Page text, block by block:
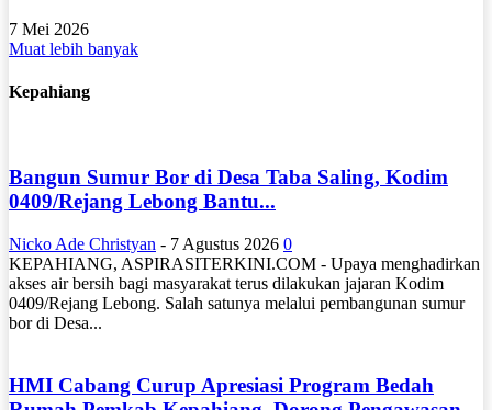
7 Mei 2026
Muat lebih banyak
Kepahiang
Bangun Sumur Bor di Desa Taba Saling, Kodim
0409/Rejang Lebong Bantu...
Nicko Ade Christyan - 7 Agustus 2026 0
KEPAHIANG, ASPIRASITERKINI.COM - Upaya menghadirkan
akses air bersih bagi masyarakat terus dilakukan jajaran Kodim
0409/Rejang Lebong. Salah satunya melalui pembangunan sumur
bor di Desa...
HMI Cabang Curup Apresiasi Program Bedah